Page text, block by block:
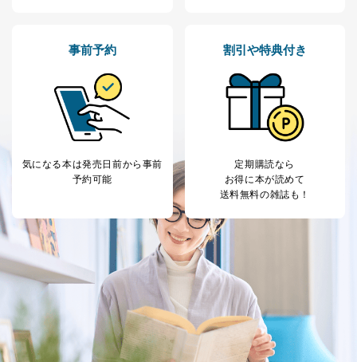
当社は、本人から、開示対象個人情報について利用目的
す。ただし、以下①～④のいずれかに該当する場合は、
利用目的の通知を行なうことはできません。そのとき
は、本人に遅滞無くその旨を通知するとともに、理由を
説明させていただきます。
本人又は第三者の生命、身体、財産その他の権利利益を
害するおそれがある場合
②利用目的を本人に通知し、又は公表することによって
当該事業者の権利又は正当な利益を害するおそれがある
場合
③国の機関又は地方公共団体が法令の定める事務を遂行
することに対して協力する必要がある場合であって、利
用目的を本人に通知し、又は公表することによって当該
事務の遂行に支障を及ぼすおそれがあるとき
④開示対象個人情報の利用目的が明らかな場合
開示対象個人情報については、保有個人データの本人ま
たはその代理人からの利用目的の通知、開示、変更等
事前予約
気になる本は発売日前から事前
予約可能
割引や特典付き
定期購読なら
お得に本が読めて
送料無料の雑誌も！